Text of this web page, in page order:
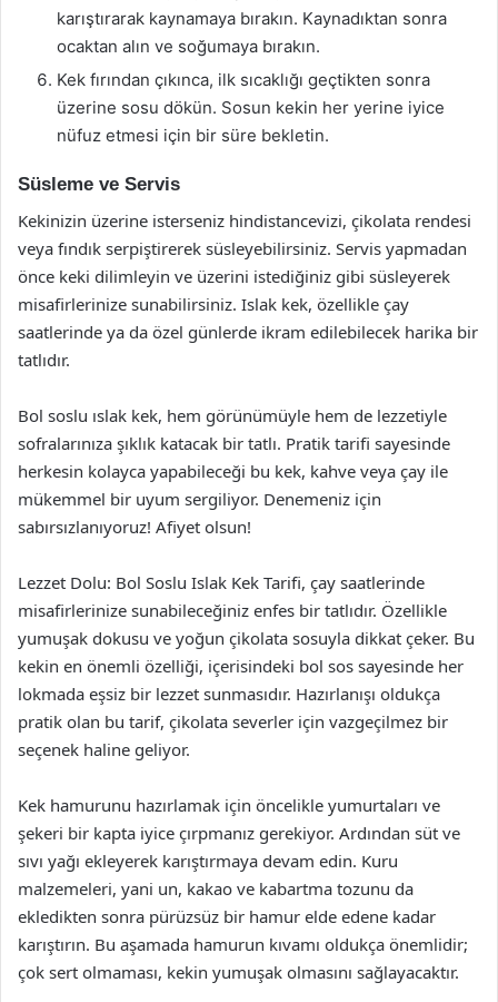
karıştırarak kaynamaya bırakın. Kaynadıktan sonra
ocaktan alın ve soğumaya bırakın.
Kek fırından çıkınca, ilk sıcaklığı geçtikten sonra
üzerine sosu dökün. Sosun kekin her yerine iyice
nüfuz etmesi için bir süre bekletin.
Süsleme ve Servis
Kekinizin üzerine isterseniz hindistancevizi, çikolata rendesi
veya fındık serpiştirerek süsleyebilirsiniz. Servis yapmadan
önce keki dilimleyin ve üzerini istediğiniz gibi süsleyerek
misafirlerinize sunabilirsiniz. Islak kek, özellikle çay
saatlerinde ya da özel günlerde ikram edilebilecek harika bir
tatlıdır.
Bol soslu ıslak kek, hem görünümüyle hem de lezzetiyle
sofralarınıza şıklık katacak bir tatlı. Pratik tarifi sayesinde
herkesin kolayca yapabileceği bu kek, kahve veya çay ile
mükemmel bir uyum sergiliyor. Denemeniz için
sabırsızlanıyoruz! Afiyet olsun!
Lezzet Dolu: Bol Soslu Islak Kek Tarifi, çay saatlerinde
misafirlerinize sunabileceğiniz enfes bir tatlıdır. Özellikle
yumuşak dokusu ve yoğun çikolata sosuyla dikkat çeker. Bu
kekin en önemli özelliği, içerisindeki bol sos sayesinde her
lokmada eşsiz bir lezzet sunmasıdır. Hazırlanışı oldukça
pratik olan bu tarif, çikolata severler için vazgeçilmez bir
seçenek haline geliyor.
Kek hamurunu hazırlamak için öncelikle yumurtaları ve
şekeri bir kapta iyice çırpmanız gerekiyor. Ardından süt ve
sıvı yağı ekleyerek karıştırmaya devam edin. Kuru
malzemeleri, yani un, kakao ve kabartma tozunu da
ekledikten sonra pürüzsüz bir hamur elde edene kadar
karıştırın. Bu aşamada hamurun kıvamı oldukça önemlidir;
çok sert olmaması, kekin yumuşak olmasını sağlayacaktır.